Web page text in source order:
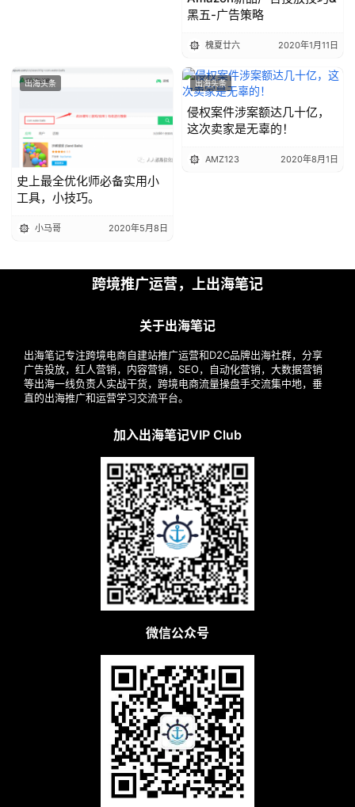
黑五-广告策略
槐夏廿六 2020年1月11日
出海头条
史上最全优化师必备实用小
工具，小技巧。
小马哥 2020年5月8日
出海头条
侵权案件涉案额达几十亿，
这次卖家是无辜的！
AMZ123 2020年8月1日
跨境推广运营，上出海笔记
关于出海笔记
出海笔记专注跨境电商自建站推广运营和D2C品牌出海社群，分享
广告投放，红人营销，内容营销，SEO，自动化营销，大数据营销
等出海一线负责人实战干货，跨境电商流量操盘手交流集中地，垂
直的出海推广和运营学习交流平台。
加入出海笔记VIP Club
微信公众号